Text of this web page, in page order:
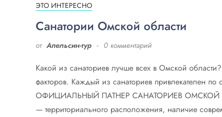
ЭТО ИНТЕРЕСНО
Санатории Омской области
от Апельсин-тур 0 комментарий
Какой из санаториев лучше всех в Омской
факторов. Каждый из санаториев привлекателен
ОФИЦИАЛЬНЫЙ ПАТНЕР САНАТОРИЕВ ОМСКОЙ
— территориального расположения, наличие